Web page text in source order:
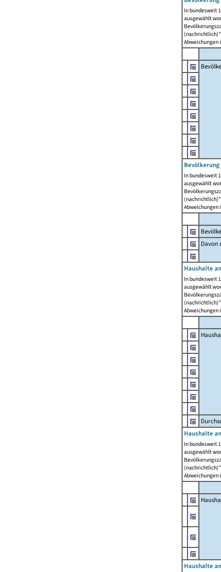
In bundesweit
ausgewählt
Abweichungen
In bundesweit
ausgewählt
Abweichungen
Davon
Haushalte
In bundesweit
ausgewählt
Abweichungen
Haushalte
In bundesweit
ausgewählt
Abweichungen
Haushalte